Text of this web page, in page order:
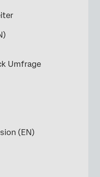
Umfrage
(EN)